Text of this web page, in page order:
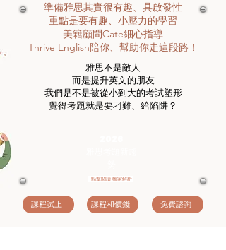
​準備雅思其實很有趣、具啟發性
重點是要有趣、小壓力的學習
美籍顧問Cate細心指導
Thrive English陪你、幫助你走這段路！
雅思不是敵人
而是提升英文的朋友
我們是不是被從小到大的考試塑形
覺得考題就是要刁難、給陷阱？
點擊閱讀 獨家解析
課程試上 課程和價錢 免費諮詢